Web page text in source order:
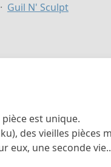
Guil N' Sculpt
est unique.
des vieilles pièces
eux, une seconde